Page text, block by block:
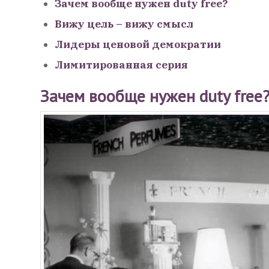
Зачем вообще нужен duty free?
Вижу цель – вижу смысл
Лидеры ценовой демократии
Лимитированная серия
Зачем вообще нужен duty free?